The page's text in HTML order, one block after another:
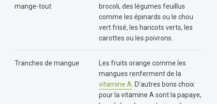
mange-tout
brocoli, des légumes feuillus
comme les épinards ou le chou
vert frisé, les haricots verts, les
carottes ou les poivrons.
Tranches de mangue
Les fruits orange comme les
mangues renferment de la
vitamine A . D’autres bons choix
pour la vitamine A sont la papaye,